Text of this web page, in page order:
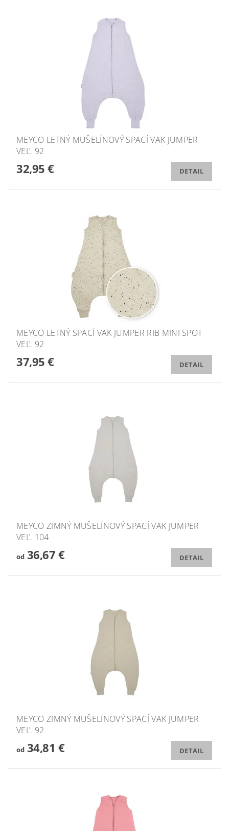
MEYCO LETNÝ MUŠELÍNOVÝ SPACÍ VAK JUMPER
VEĽ. 92
32,95 € DETAIL
MEYCO LETNÝ SPACÍ VAK JUMPER RIB MINI SPOT
VEĽ. 92
37,95 € DETAIL
MEYCO ZIMNÝ MUŠELÍNOVÝ SPACÍ VAK JUMPER
VEĽ. 104
od36,67 € DETAIL
MEYCO ZIMNÝ MUŠELÍNOVÝ SPACÍ VAK JUMPER
VEĽ. 92
od34,81 € DETAIL